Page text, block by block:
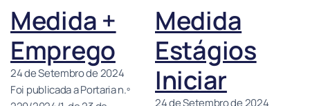
Medida +
Emprego
24 de Setembro de 2024
Foi publicada a Portaria n.º
Medida
Estágios
Iniciar
24 de Setembro de 2024